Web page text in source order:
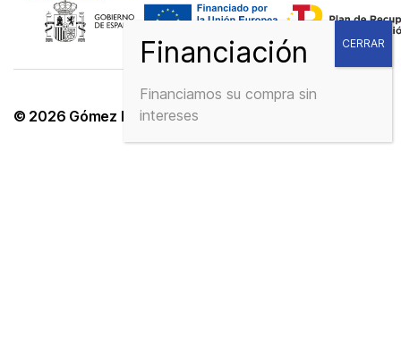
© 2026 Gómez Hidalgo.Diseño web por
Financiamos su compra sin
intereses